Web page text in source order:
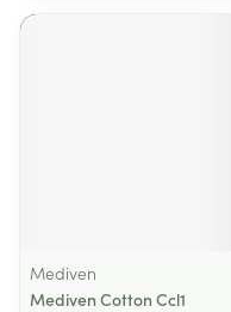
Mediven
Mediven Cotton Ccl1